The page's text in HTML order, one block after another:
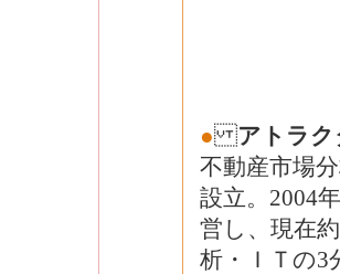
●
アトラ
不動産市場
設立。2004
営し、現在
析・ＩＴの3